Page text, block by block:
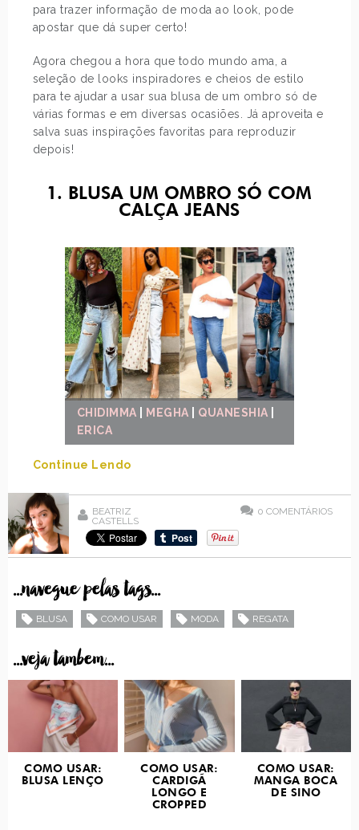
para trazer informação de moda ao look, pode
apostar que dá super certo!
Agora chegou a hora que todo mundo ama, a
seleção de looks inspiradores e cheios de estilo
para te ajudar a usar sua blusa de um ombro só de
várias formas e em diversas ocasiões. Já aproveita e
salva suas inspirações favoritas para reproduzir
depois!
1. BLUSA UM OMBRO SÓ COM
CALÇA JEANS
CHIDIMMA MEGHA QUANESHIA
ERICA
Continue Lendo
BEATRIZ
CASTELLS
0 COMENTÁRIOS
...navegue pelas tags...
BLUSA COMO USAR MODA REGATA
...veja tambem...
COMO USAR:
BLUSA LENÇO
COMO USAR:
CARDIGÃ
LONGO E
CROPPED
COMO USAR:
MANGA BOCA
DE SINO